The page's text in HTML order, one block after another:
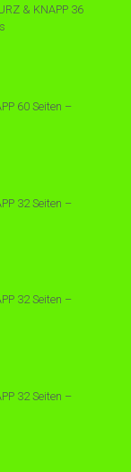
& KNAPP 36
60 Seiten –
32 Seiten –
32 Seiten –
32 Seiten –